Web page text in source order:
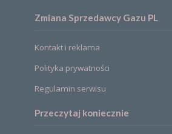
Zmiana Sprzedawcy Gazu PL
Kontakt i reklama
Polityka prywatności
Regulamin serwisu
Przeczytaj koniecznie